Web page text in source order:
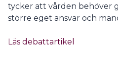
tycker att vården behöver
större eget ansvar och
Läs debattartikel